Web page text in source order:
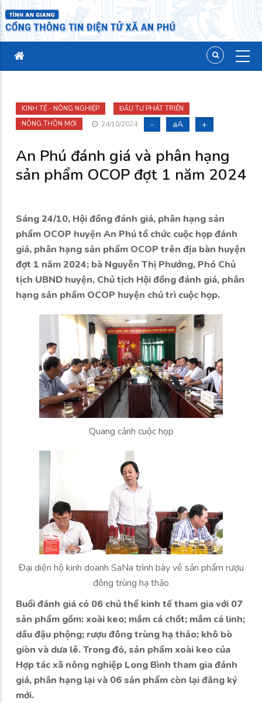
KINH TẾ - NÔNG NGHIỆP
ĐẦU TƯ PHÁT TRIỂN
NÔNG THÔN MỚI
24/10/2024 - aA +
An Phú đánh giá và phân hạng
sản phẩm OCOP đợt 1 năm 2024
Sáng 24/10, Hội đồng đánh giá, phân hạng sản
phẩm OCOP huyện An Phú tổ chức cuộc họp đánh
giá, phân hạng sản phẩm OCOP trên địa bàn huyện
đợt 1 năm 2024; bà Nguyễn Thị Phướng, Phó Chủ
tịch UBND huyện, Chủ tịch Hội đồng đánh giá, phân
hạng sản phẩm OCOP huyện chủ trì cuộc họp.
Quang cảnh cuộc họp
Đại diện hộ kinh doanh SaNa trình bày về sản phẩm rượu
đông trùng hạ thảo
Buổi đánh giá có 06 chủ thể kinh tế tham gia với 07
sản phẩm gồm: xoài keo; mắm cá chốt; mắm cá linh;
dầu đậu phộng; rượu đông trùng hạ thảo; khô bò
giòn và dưa lê. Trong đó, sản phẩm xoài keo của
Hợp tác xã nông nghiệp Long Bình tham gia đánh
giá, phân hạng lại và 06 sản phẩm còn lại đăng ký
mới.